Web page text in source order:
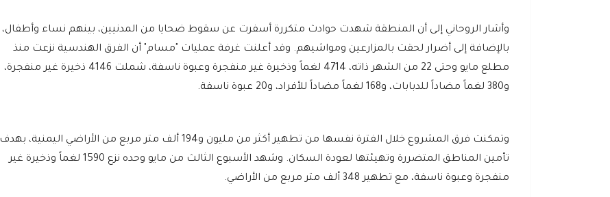
وأشار الروحاني إلى أن المنطقة شهدت حوادث متكررة أسفرت عن سقوط ضحايا من المدنيين، بينهم نساء وأطفال،
بالإضافة إلى أضرار لحقت بالمزارعين ومواشيهم. وقد أعلنت غرفة عمليات "مسام" أن الفرق الهندسية نزعت منذ
مطلع مايو وحتى 22 من الشهر ذاته، 4714 لغماً وذخيرة غير منفجرة وعبوة ناسفة، شملت 4146 ذخيرة غير منفجرة،
و380 لغماً مضاداً للدبابات، و168 لغماً مضاداً للأفراد، و20 عبوة ناسفة.
وتمكنت فرق المشروع خلال الفترة نفسها من تطهير أكثر من مليون و194 ألف متر مربع من الأراضي اليمنية، بهدف
تأمين المناطق المتضررة وتهيئتها لعودة السكان. وشهد الأسبوع الثالث من مايو وحده نزع 1590 لغماً وذخيرة غير
منفجرة وعبوة ناسفة، مع تطهير 348 ألف متر مربع من الأراضي.